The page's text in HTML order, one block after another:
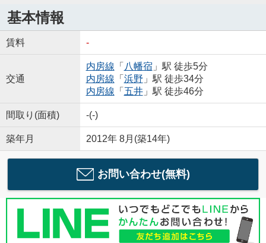
基本情報
賃料 -
交通
内房線 「 八幡宿 」駅 徒歩5分
内房線 「 浜野 」駅 徒歩34分
内房線 「 五井」駅 徒歩46分
間取り(面積) -(-)
築年月 2012年 8月(築14年)
お問い合わせ(無料)